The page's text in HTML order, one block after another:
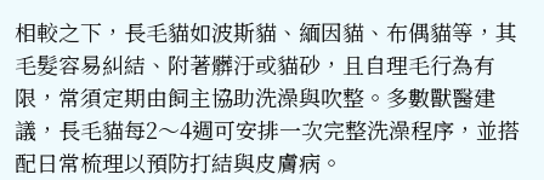
相較之下，長毛貓如波斯貓、緬因貓、布偶貓等，其
毛髮容易糾結、附著髒汙或貓砂，且自理毛行為有
限，常須定期由飼主協助洗澡與吹整。多數獸醫建
議，長毛貓每2～4週可安排一次完整洗澡程序，並搭
配日常梳理以預防打結與皮膚病。